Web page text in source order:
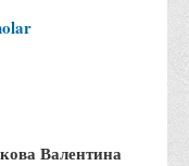
Валентина